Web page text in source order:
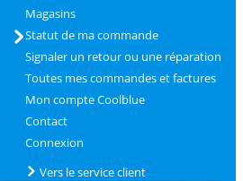
Magasins
Statut de ma commande
Signaler un retour ou une réparation
Toutes mes commandes et factures
Mon compte Coolblue
Contact
Connexion
Vers le service client